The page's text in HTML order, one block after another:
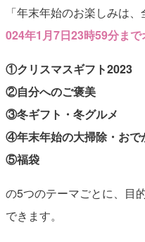
「年末年始のお楽しみは
024年1月7日23時59分ま
①クリスマスギフト2023
②自分へのご褒美
③冬ギフト・冬グルメ
④年末年始の大掃除・おで
⑤福袋
の5つのテーマごとに、目
できます。